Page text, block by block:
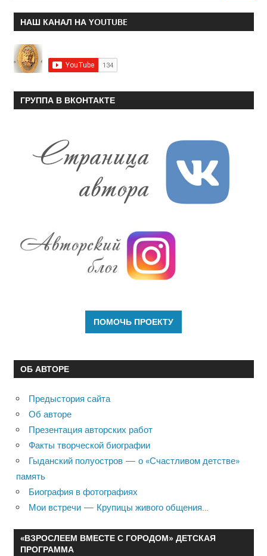
НАШ КАНАЛ НА YOUTUBE
ГРУППА В ВКОНТАКТЕ
ОБ АВТОРЕ
Предыстория сайта
Об авторе
Презентация авторских работ
Факты творческой биографии
Гыданский полуостров — о «Счастливом детстве»
память
Биография в фотографиях
Мои встречи — Крупицы живого общения…
«ВЗРОСЛЕЕМ ВМЕСТЕ С ГОРОДОМ» ДЕТСКАЯ
ПРОГРАММА